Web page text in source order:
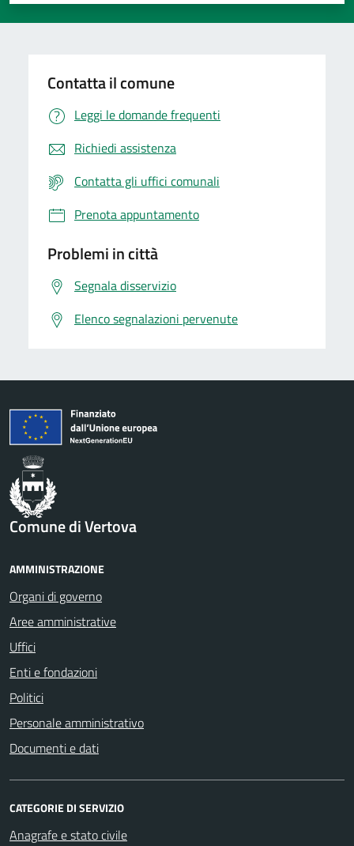
Contatta il comune
Leggi le domande frequenti
Richiedi assistenza
Contatta gli uffici comunali
Prenota appuntamento
Problemi in città
Segnala disservizio
Elenco segnalazioni pervenute
Comune di Vertova
AMMINISTRAZIONE
Organi di governo
Aree amministrative
Uffici
Enti e fondazioni
Politici
Personale amministrativo
Documenti e dati
CATEGORIE DI SERVIZIO
Anagrafe e stato civile